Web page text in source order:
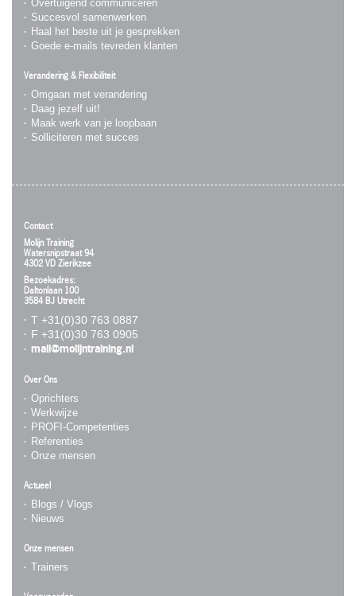
Overtuigend communiceren
Succesvol samenwerken
Haal het beste uit je gesprekken
Goede e-mails tevreden klanten
Verandering & Flexibiliteit
Omgaan met verandering
Daag jezelf uit!
Maak werk van je loopbaan
Solliciteren met succes
Contact
Molijn Training
Watersnipstraat 94
4302 VD Zierikzee
Bezoekadres:
Daltonlaan 100
3584 BJ Utrecht
T +31(0)30 763 0887
F +31(0)30 763 0905
mail@molijntraining.nl
Over Ons
Oprichters
Werkwijze
PROFI-Competenties
Referenties
Onze mensen
Actueel
Blogs / Vlogs
Nieuws
Onze mensen
Trainers